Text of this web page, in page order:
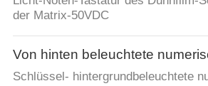
FORDERN
SIE
EIN
der Matrix-50VDC
Von hinten beleuchtete
Schlüssel- hintergrundbeleuchtete